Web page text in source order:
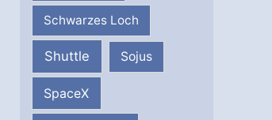
Schwarzes Loch
Shuttle Sojus
SpaceX